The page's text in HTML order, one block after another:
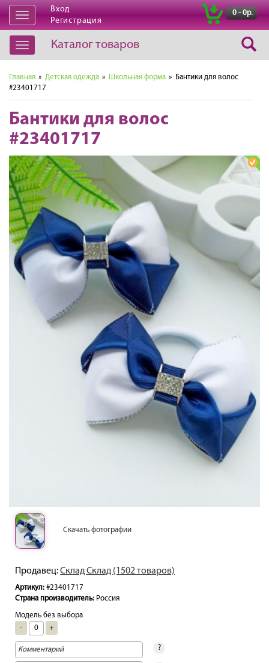
Открыть
навигацию
Вход
Регистрация
0 - 0р.
Открыть
навигацию
Каталог товаров
Главная » Детская одежда » Школьная форма » Бантики для волос
#23401717
Бантики для волос
#23401717
Скачать фотографии
Продавец:Склад Склад (1502 товаров)
Артикул: #23401717
Страна производитель: Россия
Модель без выбора
-
+
?